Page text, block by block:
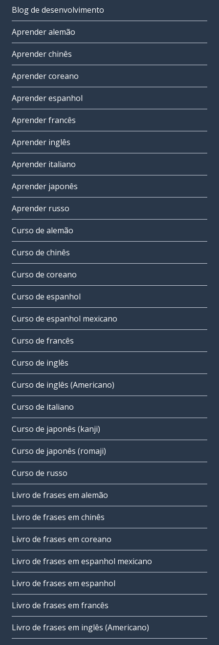
Blog de desenvolvimento
Aprender alemão
Aprender chinês
Aprender coreano
Aprender espanhol
Aprender francês
Aprender inglês
Aprender italiano
Aprender japonês
Aprender russo
Curso de alemão
Curso de chinês
Curso de coreano
Curso de espanhol
Curso de espanhol mexicano
Curso de francês
Curso de inglês
Curso de inglês (Americano)
Curso de italiano
Curso de japonês (kanji)
Curso de japonês (romaji)
Curso de russo
Livro de frases em alemão
Livro de frases em chinês
Livro de frases em coreano
Livro de frases em espanhol mexicano
Livro de frases em espanhol
Livro de frases em francês
Livro de frases em inglês (Americano)